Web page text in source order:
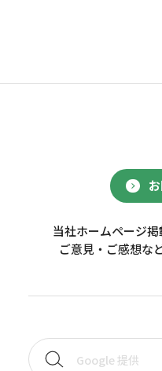
当社ホームページ
ご意見・ご感想な